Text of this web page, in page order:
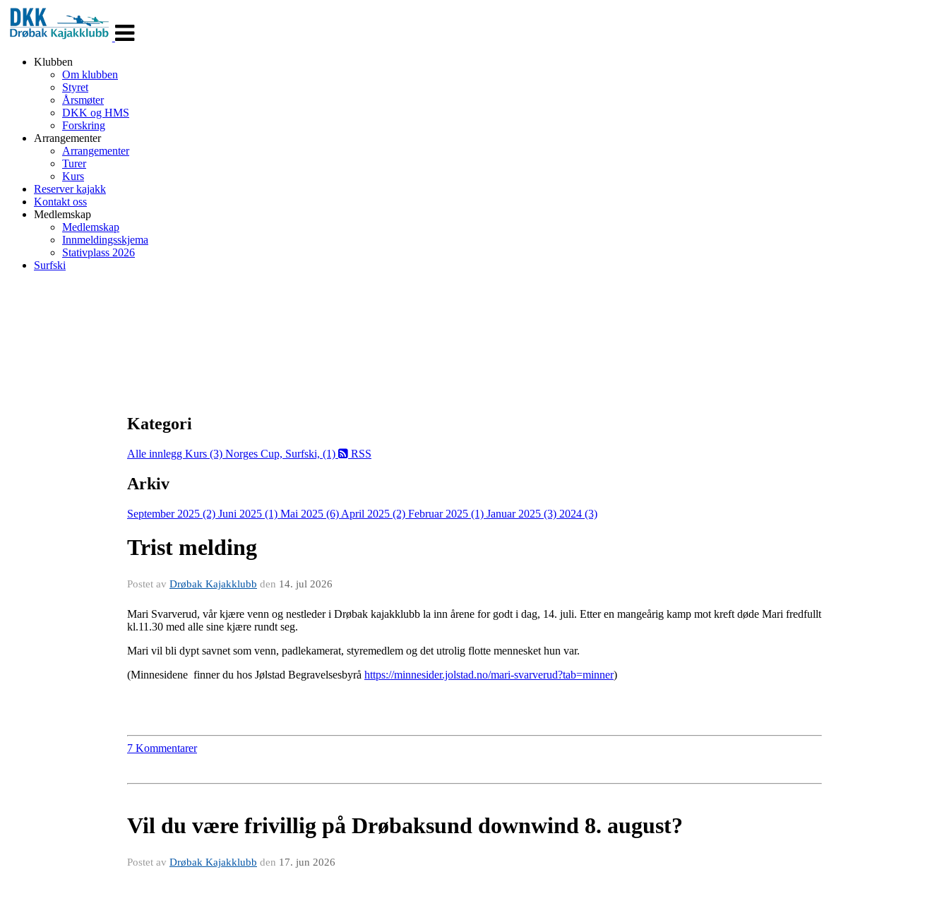
navigasjon
Klubben
Om klubben
Styret
Årsmøter
DKK og HMS
Forskring
Arrangementer
Arrangementer
Turer
Kurs
Reserver kajakk
Kontakt oss
Medlemskap
Medlemskap
Innmeldingsskjema
Stativplass 2026
Surfski
Kategori
Alle innlegg Kurs (3) Norges Cup, Surfski, (1) RSS
Arkiv
September 2025 (2) Juni 2025 (1) Mai 2025 (6) April 2025 (2) Februar 2025 (1) Januar 2025 (3) 2024 (3)
Trist melding
Postet av Drøbak Kajakklubb den 14. jul 2026
Mari Svarverud, vår kjære venn og nestleder i Drøbak kajakklubb la inn årene for godt i dag, 14. juli. Etter en mangeårig kamp mot kreft døde Mari fredfullt
kl.11.30 med alle sine kjære rundt seg.
Mari vil bli dypt savnet som venn, padlekamerat, styremedlem og det utrolig flotte mennesket hun var.
(Minnesidene finner du hos Jølstad Begravelsesbyrå https://minnesider.jolstad.no/mari-svarverud?tab=minner)
7 Kommentarer
Vil du være frivillig på Drøbaksund downwind 8. august?
Postet av Drøbak Kajakklubb den 17. jun 2026